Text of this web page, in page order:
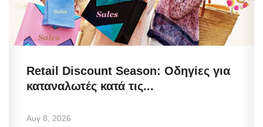
Retail Discount Season: Οδηγίες για
καταναλωτές κατά τις...
Αυγ 8, 2026